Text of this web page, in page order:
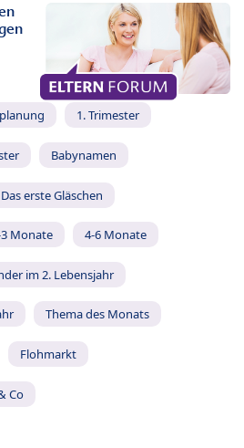
1. Trimester
Babynamen
Das erste Gläschen
Monate 4-6 Monate
im 2. Lebensjahr
Thema des Monats
Flohmarkt
Co